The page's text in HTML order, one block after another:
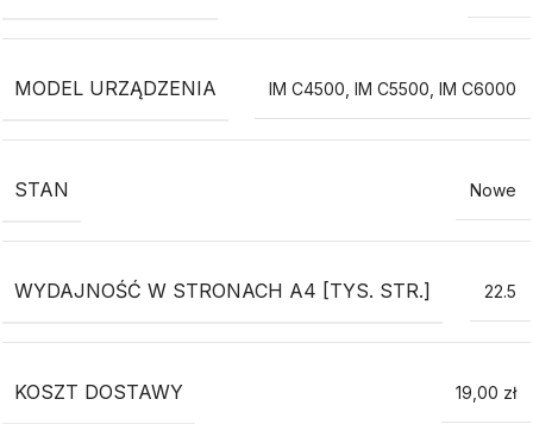
MODEL URZĄDZENIA IM C4500 IM C5500 IM C6000
STAN Nowe
WYDAJNOŚĆ W STRONACH A4 [TYS. STR.] 22.5
KOSZT DOSTAWY 19,00 zł